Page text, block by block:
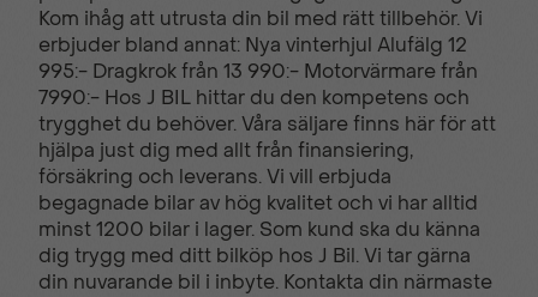
USB uttag Backkamera
Bluetooth - handsfree Elhissar fram och bak
El-infällbara
sidospeglar
El-uppvärmd ratt
Filhållsassistans Färddator
Kom ihåg att utrusta din bil med rätt tillbehör. Vi
erbjuder bland annat: Nya vinterhjul Alufälg 12
995:- Dragkrok från 13 990:- Motorvärmare från
7990:- Hos J BIL hittar du den kompetens och
trygghet du behöver. Våra säljare finns här för att
hjälpa just dig med allt från finansiering,
försäkring och leverans. Vi vill erbjuda
begagnade bilar av hög kvalitet och vi har alltid
minst 1200 bilar i lager. Som kund ska du känna
dig trygg med ditt bilköp hos J Bil. Vi tar gärna
din nuvarande bil i inbyte. Kontakta din närmaste